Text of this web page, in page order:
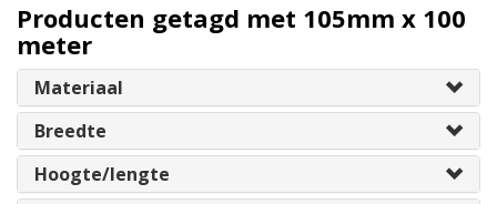
Producten getagd met 105mm x 100
meter
Materiaal
Breedte
Hoogte/lengte